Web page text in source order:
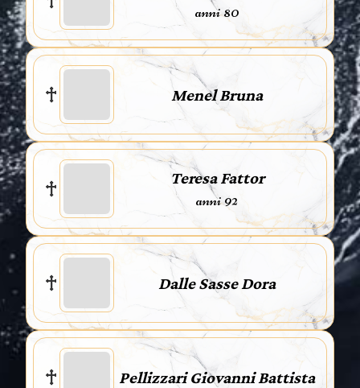
anni 80
Menel Bruna
Teresa Fattor
anni 92
Dalle Sasse Dora
Pellizzari Giovanni Battista